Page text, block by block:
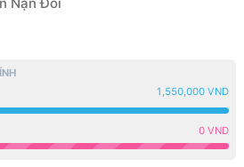
1,550,000 VND
0 VND